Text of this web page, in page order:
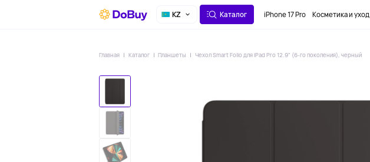
KZ Каталог iPhone 17 Pro Косметика и уход
Главная Каталог Планшеты Чехол Smart Folio для iPad Pro 12.9" (6-го поколения), черный